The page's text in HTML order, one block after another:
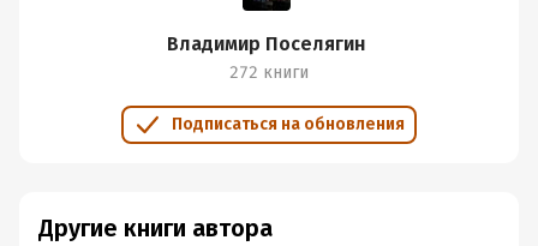
Владимир Поселягин
272 книги
Подписаться на обновления
Другие книги автора